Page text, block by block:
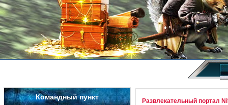
Командный пункт Развлекательный портал